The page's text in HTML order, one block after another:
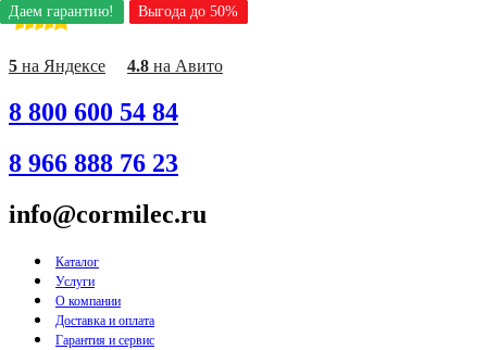
Перейти
к
содержимому
5 на Яндексе 4.8 на Авито
8 800 600 54 84
8 966 888 76 23
info@cormilec.ru
Каталог
Услуги
О компании
Доставка и оплата
Гарантия и сервис
Даем гарантию! Выгода до 50%
Даем гарантию! Выгода до 50%
Даем гарантию! Выгода до 50%
Даем гарантию! Выгода до 50%
Даем гарантию! Выгода до 50%
Даем гарантию! Выгода до 50%
Даем гарантию! Выгода до 50%